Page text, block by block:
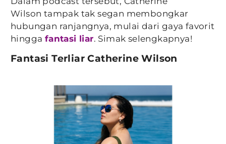
Wilson tampak tak segan membongkar
hubungan ranjangnya, mulai dari gaya favorit
hingga fantasi liar. Simak selengkapnya!
Fantasi Terliar Catherine Wilson